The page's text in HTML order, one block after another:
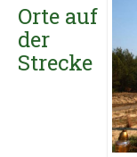
Orte auf
der
Strecke